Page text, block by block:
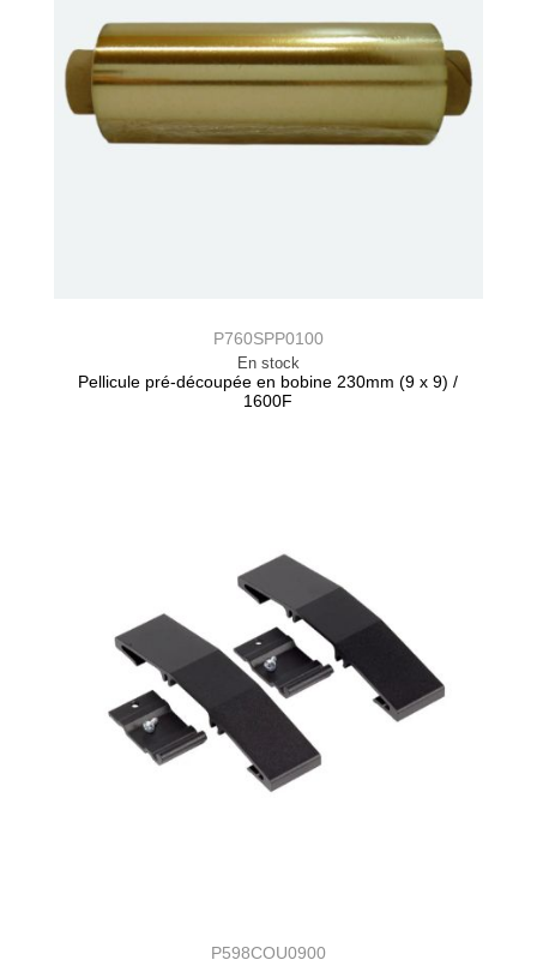
P760SPP0100
En stock
Pellicule pré-découpée en bobine 230mm (9 x 9) /
1600F
P598COU0900